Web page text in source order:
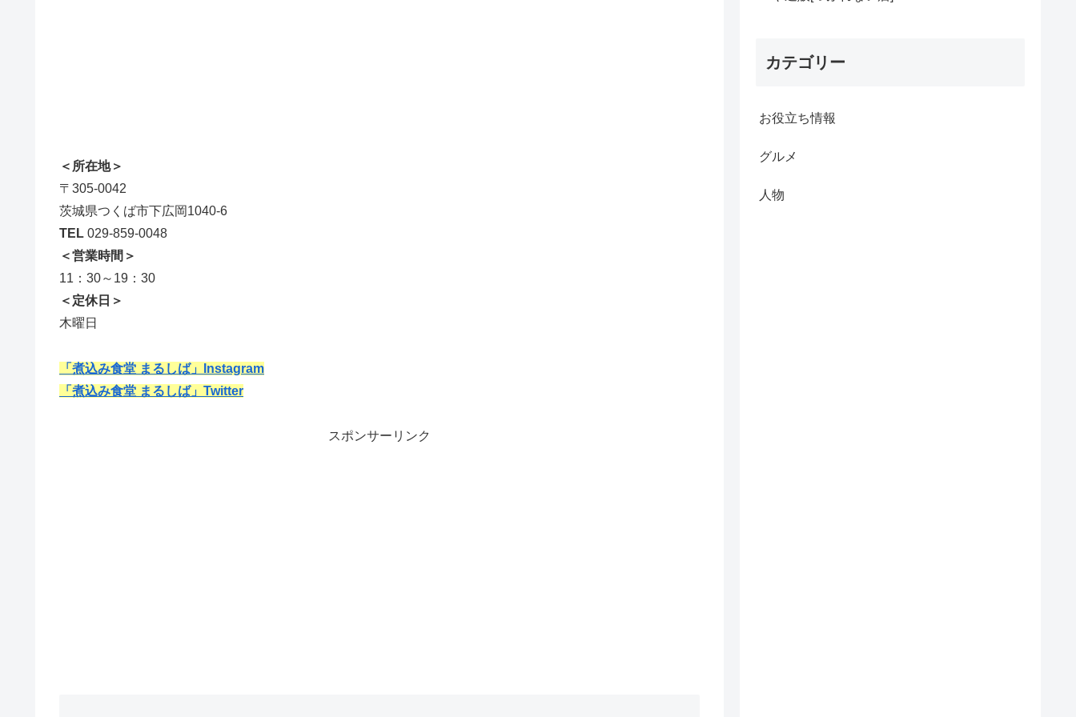
＜所在地＞
〒305-0042
茨城県つくば市下広岡1040-6
TEL 029-859-0048
＜営業時間＞
11：30～19：30
＜定休日＞
木曜日
「煮込み食堂 まるしば」Instagram
「煮込み食堂 まるしば」Twitter
スポンサーリンク
カテゴリー
お役立ち情報
グルメ
人物